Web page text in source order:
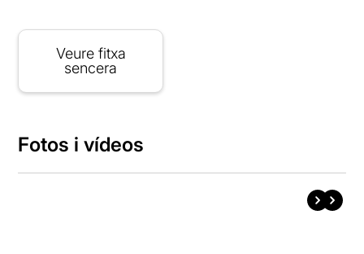
Veure fitxa
sencera
Fotos i vídeos